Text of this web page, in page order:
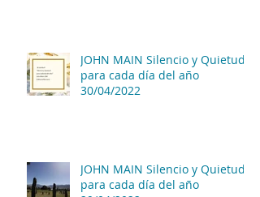
JOHN MAIN Silencio y Quietud
para cada día del año
30/04/2022
JOHN MAIN Silencio y Quietud
para cada día del año